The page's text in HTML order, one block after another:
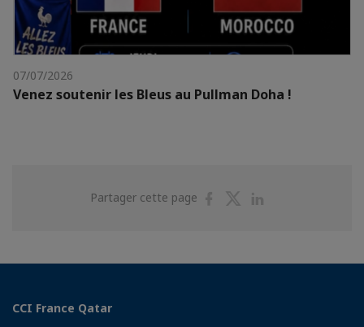
07/07/2026
Venez soutenir les Bleus au Pullman Doha !
Partager cette page
PartagerPartager
CCI France Qatar